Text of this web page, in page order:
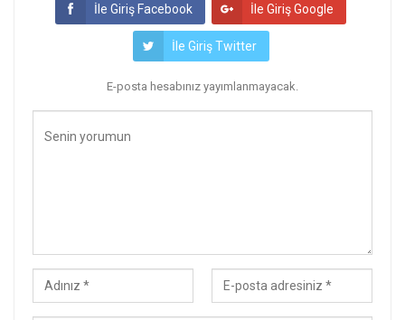
İle Giriş Facebook İle Giriş Google
İle Giriş Twitter
E-posta hesabınız yayımlanmayacak.